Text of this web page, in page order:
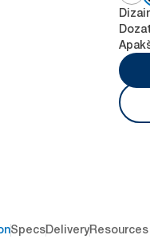
SpecsDeliveryResources